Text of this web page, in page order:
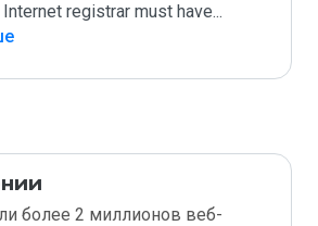
registrar must have...
более 2 миллионов веб-